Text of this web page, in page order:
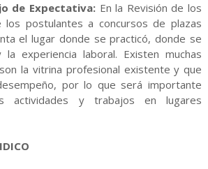
de Expectativa: En la Revisión de los
los postulantes a concursos de plazas
el lugar donde se practicó, donde se
experiencia laboral. Existen muchas
la vitrina profesional existente y que
por lo que será importante
actividades y trabajos en lugares